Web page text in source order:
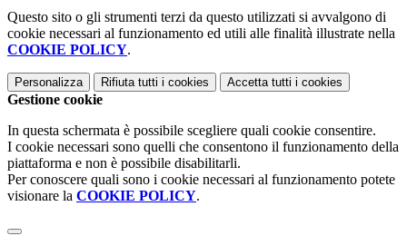
Questo sito o gli strumenti terzi da questo utilizzati si avvalgono di
cookie necessari al funzionamento ed utili alle finalità illustrate nella
COOKIE POLICY.
Personalizza Rifiuta tutti i cookies Accetta tutti i cookies
Gestione cookie
In questa schermata è possibile scegliere quali cookie consentire.
I cookie necessari sono quelli che consentono il funzionamento della
piattaforma e non è possibile disabilitarli.
Per conoscere quali sono i cookie necessari al funzionamento potete
visionare la COOKIE POLICY.